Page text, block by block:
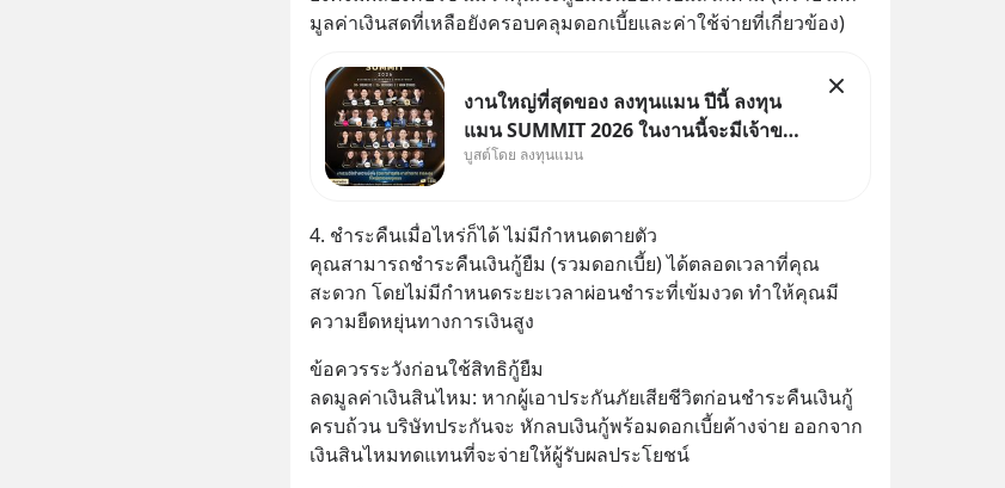
มูลค่าเงินสดที่เหลือยังครอบคลุมดอกเบี้ยและค่าใช้จ่ายที่เกี่ยวข้อง)
งานใหญ่ที่สุดของ ลงทุนแมน ปีนี้ ลงทุน
แมน SUMMIT 2026 ในงานนี้จะมีเจ้าของ
ธุรกิจ Dr.PONG, หมึกกรุบ, Srichand,
ความรู้การสร้างธุรกิจ
บูสต์โดย ลงทุนแมน
4. ชำระคืนเมื่อไหร่ก็ได้ ไม่มีกำหนดตายตัว
คุณสามารถชำระคืนเงินกู้ยืม (รวมดอกเบี้ย) ได้ตลอดเวลาที่คุณ
สะดวก โดยไม่มีกำหนดระยะเวลาผ่อนชำระที่เข้มงวด ทำให้คุณมี
ความยืดหยุ่นทางการเงินสูง
ข้อควรระวังก่อนใช้สิทธิกู้ยืม
ลดมูลค่าเงินสินไหม: หากผู้เอาประกันภัยเสียชีวิตก่อนชำระคืนเงินกู้
ครบถ้วน บริษัทประกันจะ หักลบเงินกู้พร้อมดอกเบี้ยค้างจ่าย ออกจาก
เงินสินไหมทดแทนที่จะจ่ายให้ผู้รับผลประโยชน์